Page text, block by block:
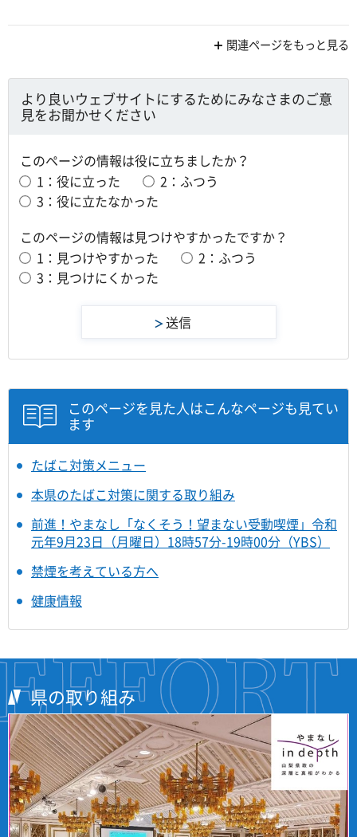
関連ページをもっと見る
より良いウェブサイトにするためにみなさまのご意
見をお聞かせください
このページの情報は役に立ちましたか？
1：役に立った
2：ふつう
3：役に立たなかった
このページの情報は見つけやすかったですか？
1：見つけやすかった
2：ふつう
3：見つけにくかった
このページを見た人はこんなページも見てい
ます
たばこ対策メニュー
本県のたばこ対策に関する取り組み
前進！やまなし「なくそう！望まない受動喫煙」令和
元年9月23日（月曜日）18時57分-19時00分（YBS）
禁煙を考えている方へ
健康情報
県の取り組み